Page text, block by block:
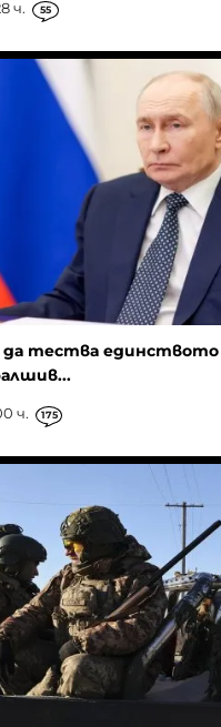
ч. 55
тества единството
ч. 175